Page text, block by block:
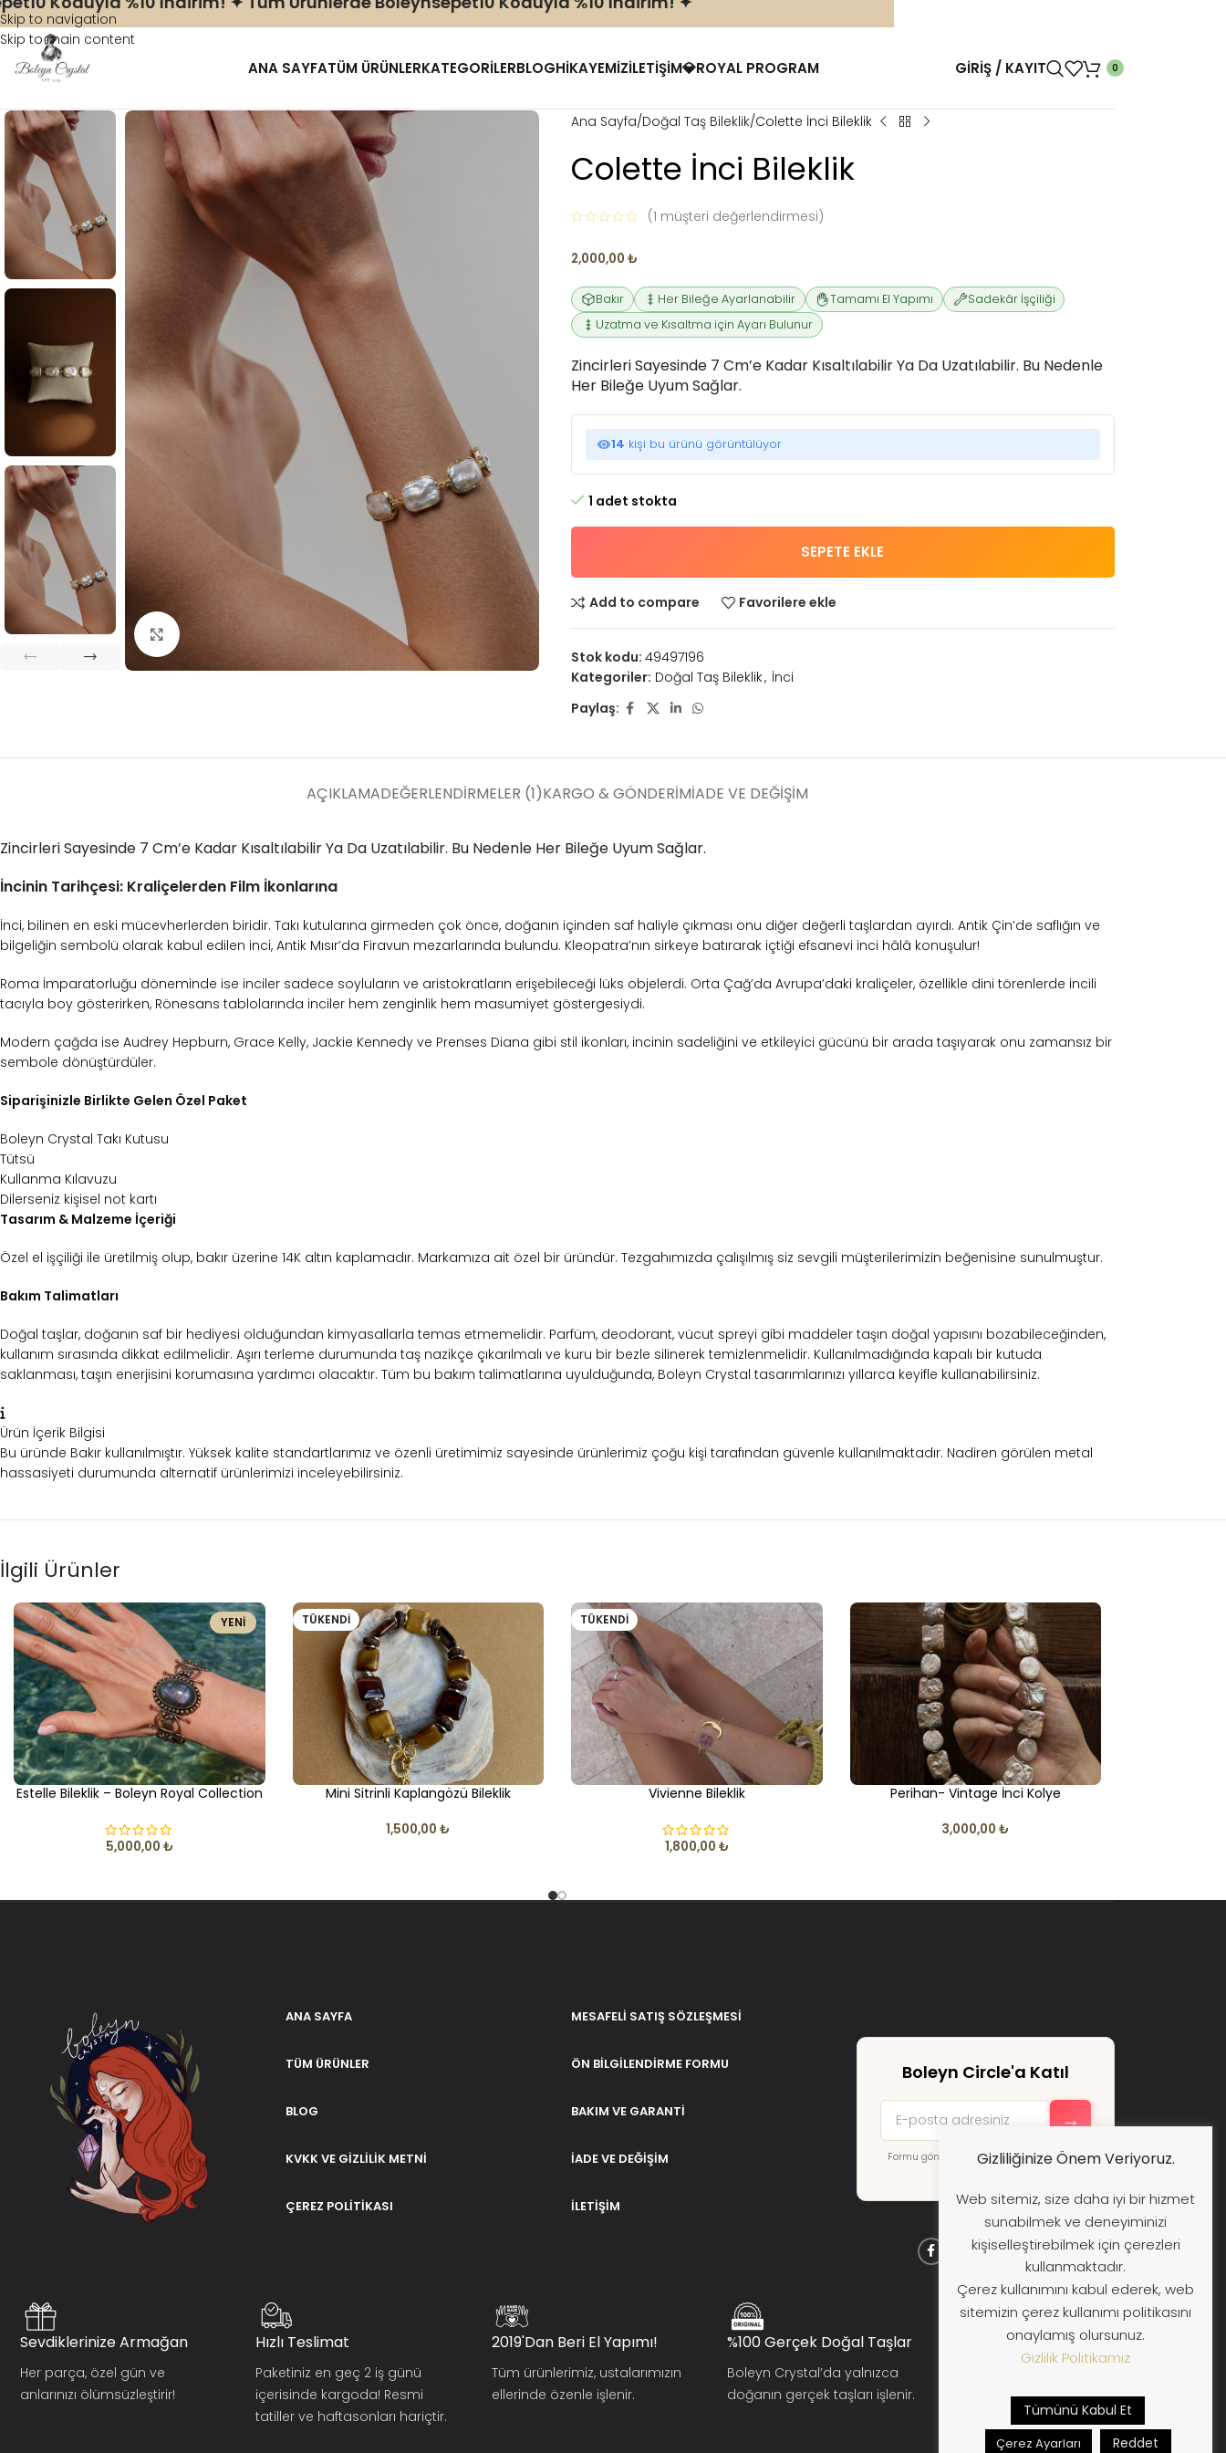
Skip to navigation
Skip to main content
ANA SAYFATÜM ÜRÜNLERKATEGORILERBLOGHIKAYEMIZİLETIŞIM💎ROYAL PROGRAM GIRIŞ / KAYIT 0
Ana Sayfa Doğal Taş Bileklik Colette İnci Bileklik
Colette İnci Bileklik
(1 müşteri değerlendirmesi)
2,000,00 ₺
Bakır Her Bileğe Ayarlanabilir Tamamı El Yapımı
Sadekâr İşçiliği
Uzatma ve Kısaltma için Ayarı Bulunur
Zincirleri Sayesinde 7 Cm’e Kadar Kısaltılabilir Ya Da Uzatılabilir. Bu Nedenle
Her Bileğe Uyum Sağlar.
14 kişi bu ürünü görüntülüyor
1 adet stokta
SEPETE EKLE
Add to compare Favorilere ekle
Stok kodu: 49497196
Kategoriler: Doğal Taş Bileklik, İnci
Paylaş:
AÇIKLAMADEĞERLENDIRMELER (1)KARGO & GÖNDERIMİADE VE DEĞIŞIM
Zincirleri Sayesinde 7 Cm’e Kadar Kısaltılabilir Ya Da Uzatılabilir. Bu Nedenle Her Bileğe Uyum Sağlar.
İncinin Tarihçesi: Kraliçelerden Film İkonlarına
İnci, bilinen en eski mücevherlerden biridir. Takı kutularına girmeden çok önce, doğanın içinden saf haliyle çıkması onu diğer değerli taşlardan ayırdı. Antik Çin’de saflığın ve
bilgeliğin sembolü olarak kabul edilen inci, Antik Mısır’da Firavun mezarlarında bulundu. Kleopatra’nın sirkeye batırarak içtiği efsanevi inci hâlâ konuşulur!
Roma İmparatorluğu döneminde ise inciler sadece soyluların ve aristokratların erişebileceği lüks objelerdi. Orta Çağ’da Avrupa’daki kraliçeler, özellikle dini törenlerde incili
tacıyla boy gösterirken, Rönesans tablolarında inciler hem zenginlik hem masumiyet göstergesiydi.
Modern çağda ise Audrey Hepburn, Grace Kelly, Jackie Kennedy ve Prenses Diana gibi stil ikonları, incinin sadeliğini ve etkileyici gücünü bir arada taşıyarak onu zamansız bir
sembole dönüştürdüler.
Siparişinizle Birlikte Gelen Özel Paket
Boleyn Crystal Takı Kutusu
Tütsü
Kullanma Kılavuzu
Dilerseniz kişisel not kartı
Tasarım & Malzeme İçeriği
Özel el işçiliği ile üretilmiş olup, bakır üzerine 14K altın kaplamadır. Markamıza ait özel bir üründür. Tezgahımızda çalışılmış siz sevgili müşterilerimizin beğenisine sunulmuştur.
Bakım Talimatları
Doğal taşlar, doğanın saf bir hediyesi olduğundan kimyasallarla temas etmemelidir. Parfüm, deodorant, vücut spreyi gibi maddeler taşın doğal yapısını bozabileceğinden,
kullanım sırasında dikkat edilmelidir. Aşırı terleme durumunda taş nazikçe çıkarılmalı ve kuru bir bezle silinerek temizlenmelidir. Kullanılmadığında kapalı bir kutuda
saklanması, taşın enerjisini korumasına yardımcı olacaktır. Tüm bu bakım talimatlarına uyulduğunda, Boleyn Crystal tasarımlarınızı yıllarca keyifle kullanabilirsiniz.
Ürün İçerik Bilgisi
Bu üründe Bakır kullanılmıştır. Yüksek kalite standartlarımız ve özenli üretimimiz sayesinde ürünlerimiz çoğu kişi tarafından güvenle kullanılmaktadır. Nadiren görülen metal
hassasiyeti durumunda alternatif ürünlerimizi inceleyebilirsiniz.
İlgili Ürünler
YENİ
Estelle Bileklik – Boleyn Royal Collection
5,000,00 ₺
TÜKENDI
Mini Sitrinli Kaplangözü Bileklik
1,500,00₺
TÜKENDI
Vivienne Bileklik
1,800,00 ₺
Perihan- Vintage İnci Kolye
3,000,00₺
ANA SAYFA
TÜM ÜRÜNLER
BLOG
KVKK VE GIZLILIK METNI
ÇEREZ POLITIKASI
MESAFELI SATIŞ SÖZLEŞMESI
ÖN BILGILENDIRME FORMU
BAKIM VE GARANTI
İADE VE DEĞIŞIM
İLETIŞIM
Boleyn Circle'a Katıl
→
Formu göndererekKVKK koşullarını kabul
etmiş sayılırsınız.
Sevdiklerinize Armağan
Her parça, özel gün ve
anlarınızı ölümsüzleştirir!
Hızlı Teslimat
Paketiniz en geç 2 iş günü
içerisinde kargoda! Resmi
tatiller ve haftasonları hariçtir.
2019'dan Beri El Yapımı!
Tüm ürünlerimiz, ustalarımızın
ellerinde özenle işlenir.
%100 Gerçek Doğal Taşlar
Boleyn Crystal’da yalnızca
doğanın gerçek taşları işlenir.
Güvenli Alışveriş
sistemi ile korunur, takip
edilebilir kargo ile gönderilir.
Gizliliğinize Önem Veriyoruz.
Web sitemiz, size daha iyi bir hizmet
sunabilmek ve deneyiminizi
kişiselleştirebilmek için çerezleri
kullanmaktadır.
Çerez kullanımını kabul ederek, web
sitemizin çerez kullanımı politikasını
onaylamış olursunuz.
Gizlilik Politikamız
Tümünü Kabul Et
Çerez Ayarları Reddet